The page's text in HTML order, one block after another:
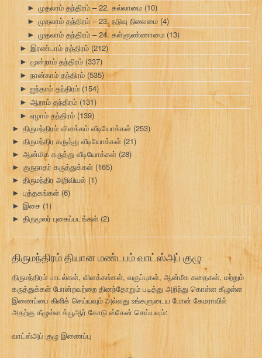
► முதலாம் தந்திரம் – 22. கல்லாமை (10)
► முதலாம் தந்திரம் – 23. நடுவு நிலைமை (4)
► முதலாம் தந்திரம் – 24. கள்ளுண்ணாமை (13)
► இரண்டாம் தந்திரம் (212)
► மூன்றாம் தந்திரம் (337)
► நான்காம் தந்திரம் (535)
► ஐந்தாம் தந்திரம் (154)
► ஆறாம் தந்திரம் (131)
► ஏழாம் தந்திரம் (139)
► திருமந்திரம் விளக்கம் வீடியோக்கள் (253)
► திருமந்திர கருத்து வீடியோக்கள் (21)
► ஆன்மிக கருத்து வீடியோக்கள் (28)
► குருநாதர் கருத்துக்கள் (165)
► திருமந்திர அறிவியல் (1)
► புத்தகங்கள் (6)
► இசை (1)
► திருமூலர் புகைப்படங்கள் (2)
திருமந்திரம் தியான மண்டபம் வாட்ஸ்அப் குழு:
திருமந்திரம் பாடல்கள், விளக்கங்கள், வகுப்புகள், ஆன்மீக கதைகள், மற்றும்
கருத்துக்கள் போன்றவற்றை தினந்தோறும் படித்து அறிந்து கொள்ள கீழுள்ள
இணைப்பை கிளிக் செய்யவும் அல்லது உங்களுடைய போன் கேமராவில்
அதற்கு கீழுள்ள க்யூஆர் கோடு ஸ்கேன் செய்யவும்:
வாட்ஸ்அப் குழு இணைப்பு